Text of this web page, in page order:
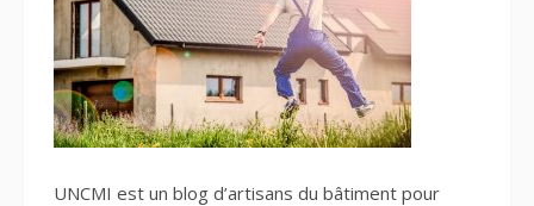
UNCMI est un blog d’artisans du bâtiment pour